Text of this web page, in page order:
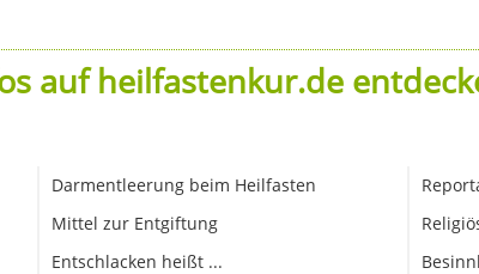
auf heilfastenkur.de
Darmentleerung beim Heilfasten
Mittel zur Entgiftung
Entschlacken heißt ...